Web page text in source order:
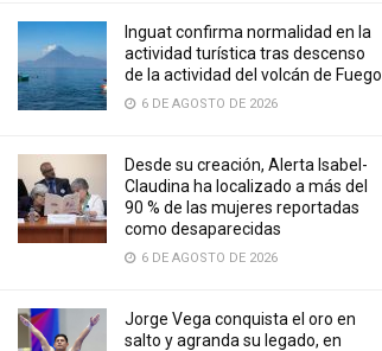
Inguat confirma normalidad en la
actividad turística tras descenso
de la actividad del volcán de Fuego
6 DE AGOSTO DE 2026
Desde su creación, Alerta Isabel-
Claudina ha localizado a más del
90 % de las mujeres reportadas
como desaparecidas
6 DE AGOSTO DE 2026
Jorge Vega conquista el oro en
salto y agranda su legado, en